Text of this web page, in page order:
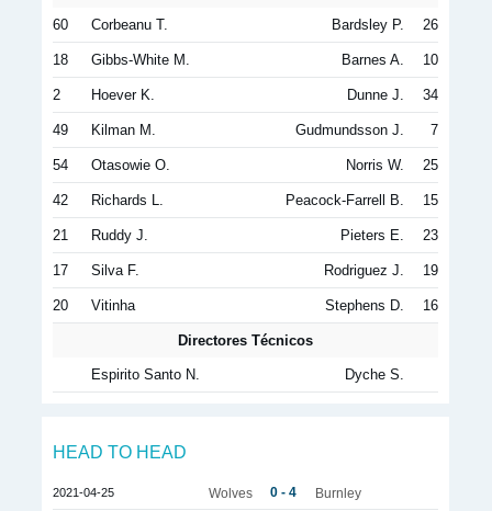
60 Corbeanu T. Bardsley P. 26
18 Gibbs-White M. Barnes A. 10
2 Hoever K. Dunne J. 34
49 Kilman M. Gudmundsson J. 7
54 Otasowie O. Norris W. 25
42 Richards L. Peacock-Farrell B. 15
21 Ruddy J. Pieters E. 23
17 Silva F. Rodriguez J. 19
20 Vitinha Stephens D. 16
Directores Técnicos
Espirito Santo N. Dyche S.
HEAD TO HEAD
2021-04-25 Wolves 0 - 4 Burnley